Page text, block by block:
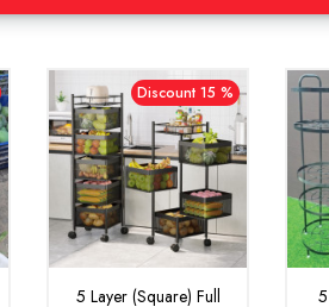
Discount 15 %
5 Layer (Square) Full